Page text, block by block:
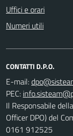
Uffici e orari
Numeri utili
CONTATTI D.P.O.
E-mail:
PEC:
Il Responsabile
Officer DPO) del
0161 912525